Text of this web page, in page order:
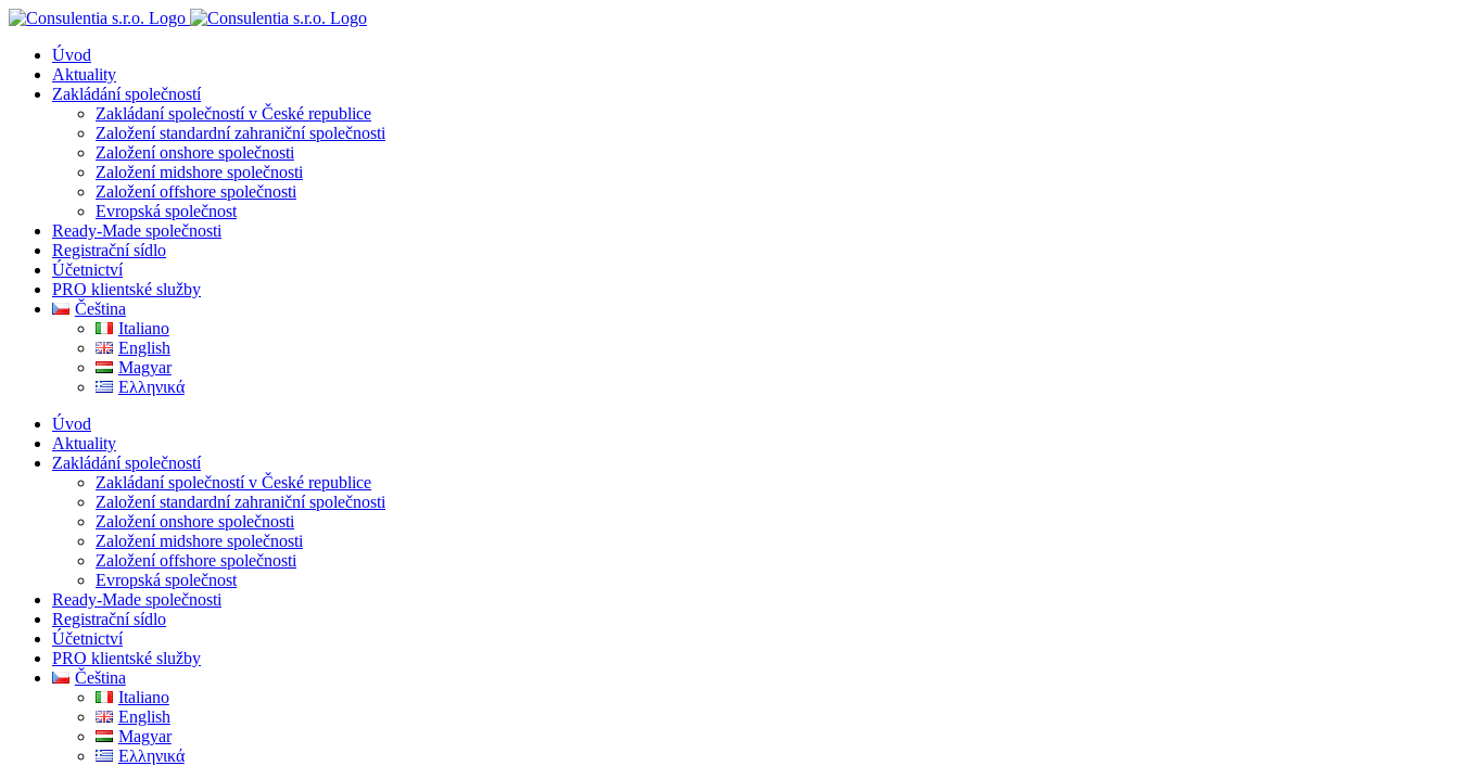
Přeskočit
obsah
Úvod
Aktuality
Zakládání společností
Zakládaní společností v České republice
Založení standardní zahraniční společnosti
Založení onshore společnosti
Založení midshore společnosti
Založení offshore společnosti
Evropská společnost
Ready-Made společnosti
Registrační sídlo
Účetnictví
PRO klientské služby
Čeština
Italiano
English
Magyar
Ελληνικά
Úvod
Aktuality
Zakládání společností
Zakládaní společností v České republice
Založení standardní zahraniční společnosti
Založení onshore společnosti
Založení midshore společnosti
Založení offshore společnosti
Evropská společnost
Ready-Made společnosti
Registrační sídlo
Účetnictví
PRO klientské služby
Čeština
Italiano
English
Magyar
Ελληνικά